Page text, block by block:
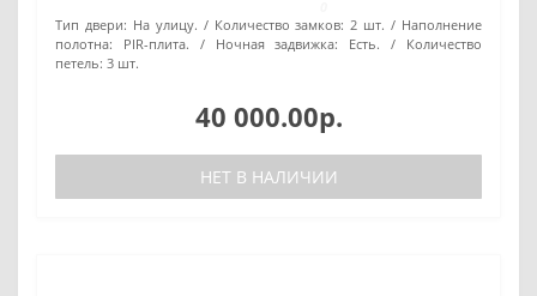
Тип двери: На улицу. Количество замков: 2 шт.
Наполнение
полотна:
PIR-плита. Ночная задвижка: Есть.
Количество
петель: 3 шт.
40 000.00р.
НЕТ В НАЛИЧИИ